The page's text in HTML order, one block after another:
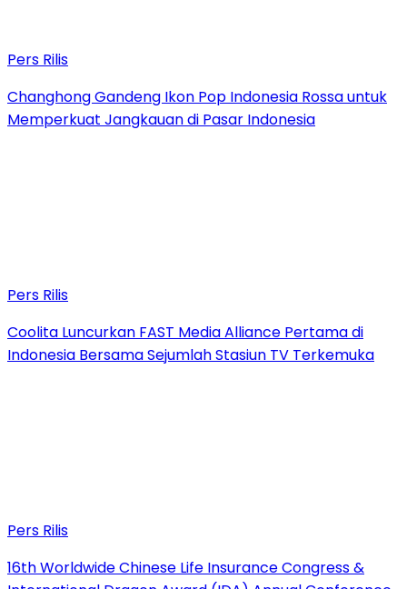
Pers Rilis
Changhong Gandeng Ikon Pop Indonesia Rossa untuk
Memperkuat Jangkauan di Pasar Indonesia
Pers Rilis
Coolita Luncurkan FAST Media Alliance Pertama di
Indonesia Bersama Sejumlah Stasiun TV Terkemuka
Pers Rilis
16th Worldwide Chinese Life Insurance Congress &